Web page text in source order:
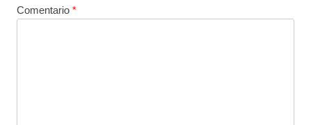
Comentario *